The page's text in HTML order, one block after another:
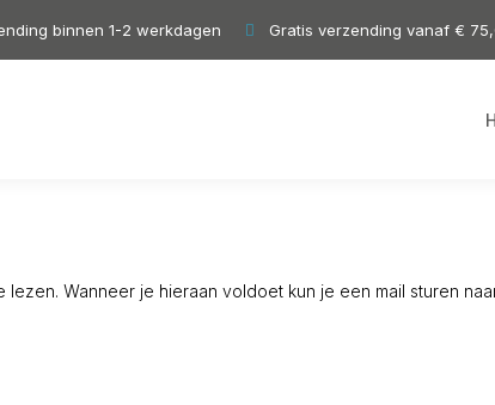
binnen 1-2 werkdagen Gratis verzending vanaf €
Wanneer je hieraan voldoet kun je een mail sturen